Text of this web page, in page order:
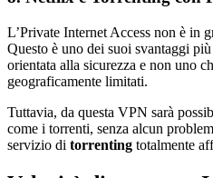
L’Private Internet Access non è in
Questo è uno dei suoi svantaggi
orientata alla sicurezza e non uno
geograficamente limitati.
Tuttavia, da questa VPN sarà
come i torrenti, senza alcun
servizio di torrenting totalmente